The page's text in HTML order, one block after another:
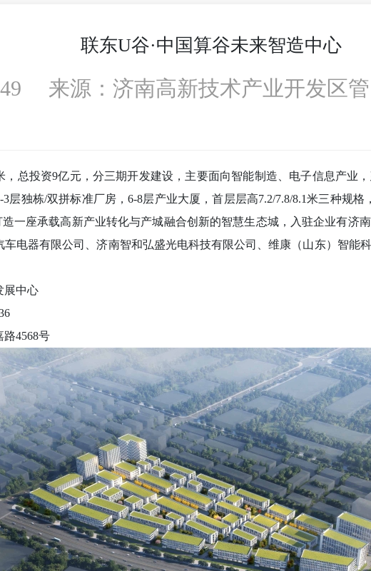
联东U谷·中国算谷未来智造中心
来源：济南高新技术产业开发区管
，总投资9亿元，分三期开发建设，主要面向智能制造、电子信息产业
层独栋/双拼标准厂房，6-8层产业大厦，首层层高7.2/7.8/8.1米三种规格
一座承载高新产业转化与产城融合创新的智慧生态城，入驻企业有济
车电器有限公司、济南智和弘盛光电科技有限公司、维康（山东）智能
展中心
4568号